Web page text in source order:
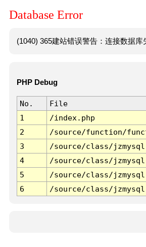
Database Error
(1040) 365建站错误警告：连接数据
PHP Debug
No. File
1
/index.php
2
/source/function/
3
/source/class/
4
/source/class/
5
/source/class/
6
/source/class/